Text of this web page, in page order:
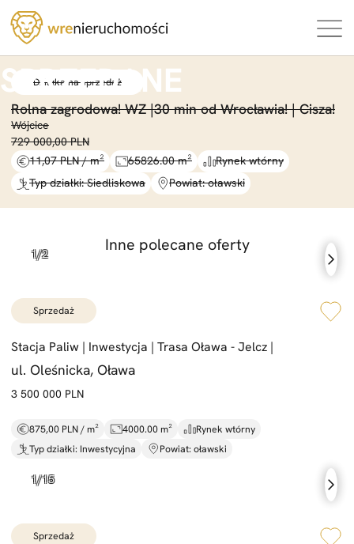
Działka na sprzedaż
Rolna zagrodowa! WZ |30 min od Wrocławia! |Cisza!
Wójcice
729 000,00 PLN
11,07 PLN / m²
65826.00 m²
Rynek wtórny
Typ działki: Siedliskowa
Powiat: oławski
Inne polecane oferty
sprzedaż
Stacja Paliw | Inwestycja | Trasa Oława -Jelcz |
ul. Oleśnicka, Oława
3 500 000 PLN
875,00 PLN / m² 4000.00 m²
Rynek wtórny
Typ działki: Inwestycyjna
Powiat: oławski
sprzedaż